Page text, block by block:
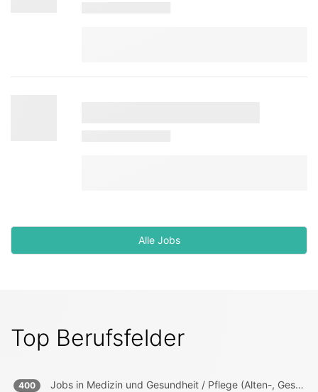
Alle Jobs
Top Berufsfelder
400 Jobs in Medizin und Gesundheit / Pflege (Alten-, Gesundheits-, Krankenpfleger)